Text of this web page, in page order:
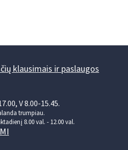
klausimais ir paslaugos
V 8.00-15.45.
trumpiau.
8.00 val. - 12.00 val.